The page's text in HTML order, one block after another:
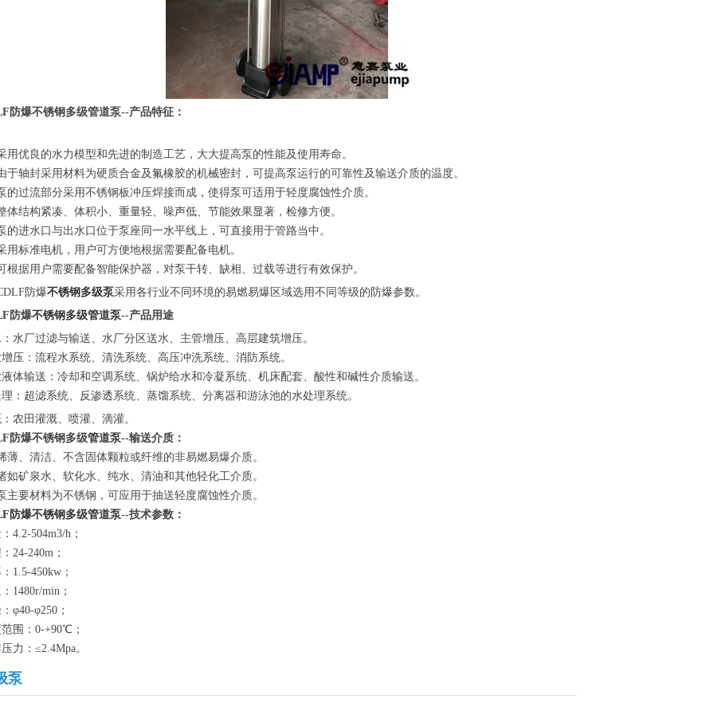
防爆不锈钢多级管道泵--产品特征：
用优良的水力模型和先进的制造工艺，大大提高泵的性能及使用寿命。
于轴封采用材料为硬质合金及氟橡胶的机械密封，可提高泵运行的可靠性及输送介质的温度。
的过流部分采用不锈钢板冲压焊接而成，使得泵可适用于轻度腐蚀性介质。
体结构紧凑、体积小、重量轻、噪声低、节能效果显著，检修方便。
的进水口与出水口位于泵座同一水平线上，可直接用于管路当中。
用标准电机，用户可方便地根据需要配备电机。
根据用户需要配备智能保护器，对泵干转、缺相、过载等进行有效保护。
防爆不锈钢多级泵采用各行业不同环境的易燃易爆区域选用不同等级的防爆参数。
防爆不锈钢多级管道泵--产品用途
水厂过滤与输送、水厂分区送水、主管增压、高层建筑增压。
压：流程水系统、清洗系统、高压冲洗系统、消防系统。
体输送：冷却和空调系统、锅炉给水和冷凝系统、机床配套、酸性和碱性介质输送。
：超滤系统、反渗透系统、蒸馏系统、分离器和游泳池的水处理系统。
农田灌溉、喷灌、滴灌。
防爆不锈钢多级管道泵--输送介质：
薄、清洁、不含固体颗粒或纤维的非易燃易爆介质。
如矿泉水、软化水、纯水、清油和其他轻化工介质。
主要材料为不锈钢，可应用于抽送轻度腐蚀性介质。
防爆不锈钢多级管道泵--技术参数：
4.2-504m3/h；
24-240m；
1.5-450kw；
1480r/min；
φ40-φ250；
围：0-+90℃；
力：≤2.4Mpa。
泵